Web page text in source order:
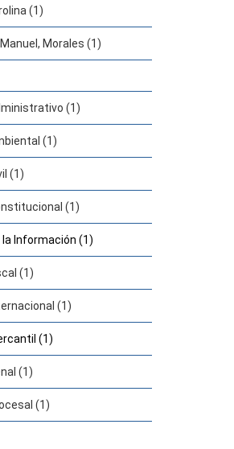
(1)
Morales (1)
(1)
(1)
(1)
(1)
la Información (1)
(1)
(1)
(1)
(1)
(1)